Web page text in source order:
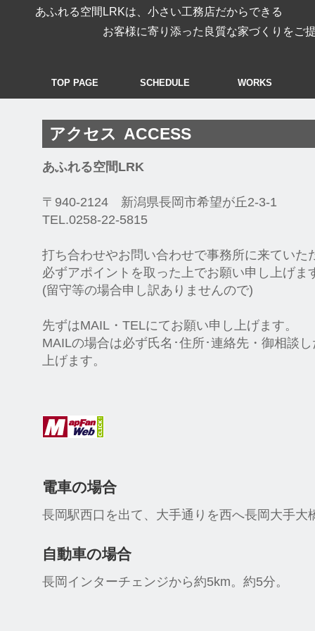
あふれる空間LRKは、小さい工務店だからできる
お客様に寄り添った良質な家づくりをご提
アクセス ACCESS
あふれる空間LRK
〒940-2124 新潟県長岡市希望が丘2-3-1
TEL.0258-22-5815
打ち合わせやお問い合わせで事務所に来ていた
必ずアポイントを取った上でお願い申し上げま
(留守等の場合申し訳ありませんので)
先ずはMAIL・TELにてお願い申し上げます。
MAILの場合は必ず氏名･住所･連絡先・御相談
上げます。
電車の場合
長岡駅西口を出て、大手通りを西へ長岡大手大
自動車の場合
長岡インターチェンジから約5km。約5分。
TOP PAGE SCHEDULE WORKS